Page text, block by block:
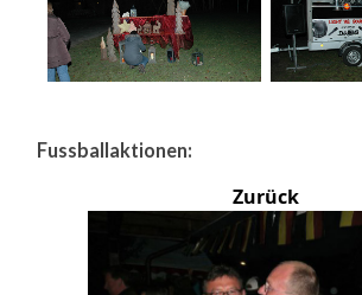
Fussballaktionen:
Zurück